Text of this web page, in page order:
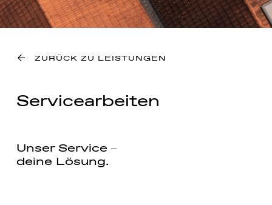
ZURÜCK ZU LEISTUNGEN
Servicearbeiten
Unser Service –
deine Lösung.